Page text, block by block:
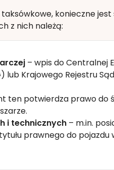
konieczne jest
z nich należą:
– wpis do Centralnej
lub Krajowego Rejestru
ten potwierdza prawo do
i technicznych – m.in.
prawnego do pojazdu